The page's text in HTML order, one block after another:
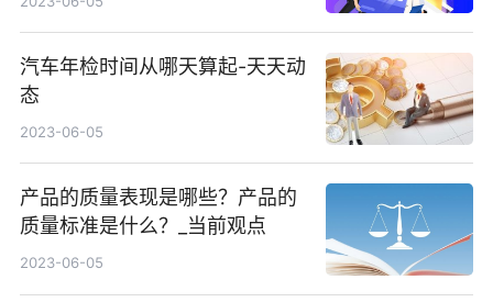
汽车年检时间从哪天算起-天天动
态
2023-06-05
产品的质量表现是哪些？产品的
质量标准是什么？_当前观点
2023-06-05